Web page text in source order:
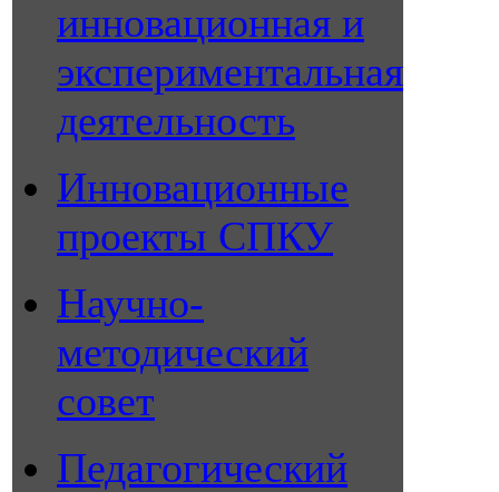
инновационная и
экспериментальная
деятельность
Инновационные
проекты СПКУ
Научно-
методический
совет
Педагогический